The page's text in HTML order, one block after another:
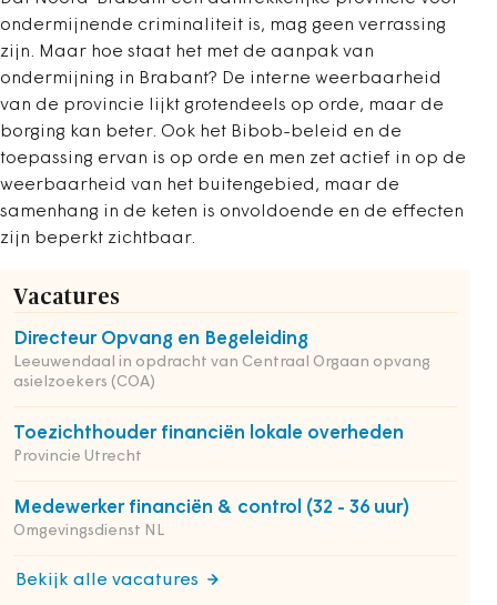
ondermijnende criminaliteit is, mag geen verrassing
zijn. Maar hoe staat het met de aanpak van
ondermijning in Brabant? De interne weerbaarheid
van de provincie lijkt grotendeels op orde, maar de
borging kan beter. Ook het Bibob-beleid en de
toepassing ervan is op orde en men zet actief in op de
weerbaarheid van het buitengebied, maar de
samenhang in de keten is onvoldoende en de effecten
zijn beperkt zichtbaar.
Vacatures
Directeur Opvang en Begeleiding
Leeuwendaal in opdracht van Centraal Orgaan opvang
asielzoekers (COA)
Toezichthouder financiën lokale overheden
Provincie Utrecht
Medewerker financiën & control (32 - 36 uur)
Omgevingsdienst NL
Bekijk alle vacatures